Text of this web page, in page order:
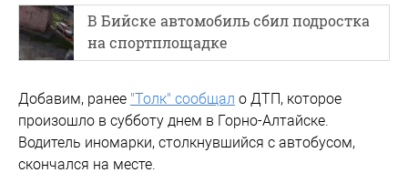
В Бийске автомобиль сбил подростка
на спортплощадке
Добавим, ранее "Толк" сообщал о ДТП, которое
произошло в субботу днем в Горно-Алтайске.
Водитель иномарки, столкнувшийся с автобусом,
скончался на месте.